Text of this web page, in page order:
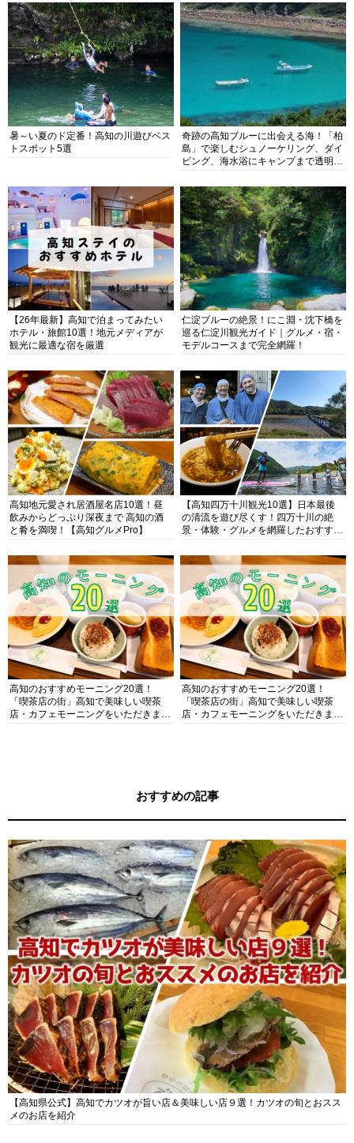
暑～い夏のド定番！高知の川遊びベス
トスポット5選
奇跡の高知ブルーに出会える海！「柏
島」で楽しむシュノーケリング、ダイ
ビング、海水浴にキャンプまで透明度
【26年最新】高知で泊まってみたい
ホテル・旅館10選！地元メディアが
観光に最適な宿を厳選
仁淀ブルーの絶景！にこ淵・沈下橋を
巡る仁淀川観光ガイド｜グルメ・宿・
モデルコースまで完全網羅！
高知地元愛され居酒屋名店10選！昼
飲みからどっぷり深夜まで 高知の酒
と肴を満喫！【高知グルメPro】
【高知四万十川観光10選】日本最後
の清流を遊び尽くす！四万十川の絶
景・体験・グルメを網羅したおすすめ
高知のおすすめモーニング20選！
「喫茶店の街」高知で美味しい喫茶
店・カフェモーニングをいただきま
高知のおすすめモーニング20選！
「喫茶店の街」高知で美味しい喫茶
店・カフェモーニングをいただきま
おすすめの記事
【高知県公式】高知でカツオが旨い店＆美味しい店９選！カツオの旬とおスス
メのお店を紹介